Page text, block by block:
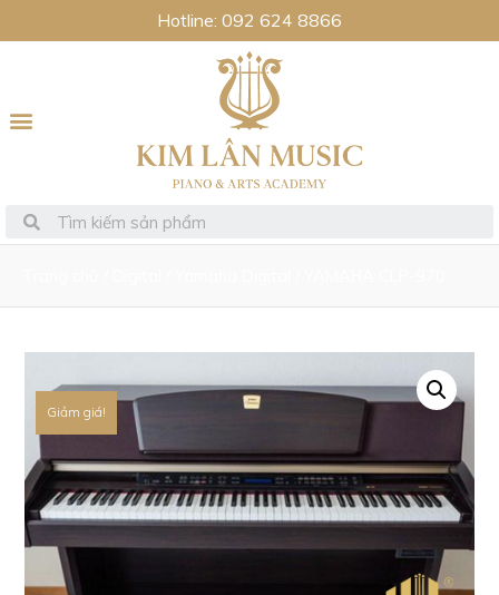
Hotline: 092 624 8866
Giảm giá!